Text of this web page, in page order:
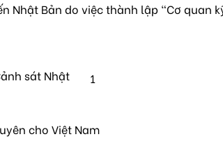
Nhật Bản do việc thành lập "Cơ quan
sát Nhật
1
cho Việt Nam